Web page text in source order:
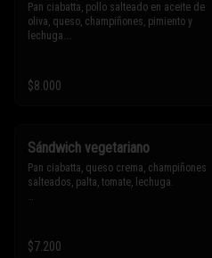
Pan ciabatta, pollo salteado en aceite de
oliva, queso, champiñones, pimiento y
lechuga.
* Los ingredientes no son intercambiables.
Sólo puedes solicitar eliminar un
$8.000
Sándwich vegetariano
Pan ciabatta, queso crema, champiñones
salteados, palta, tomate, lechuga.
ingrediente.
$7.200